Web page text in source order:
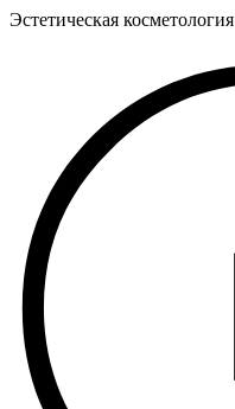
Эстетическая косметология